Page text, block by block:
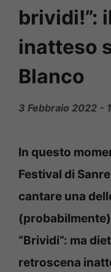
brividi!”:
inatteso
Blanco
3 Febbraio 2022 -
In questo
Festival di
cantare una
“Brividi”: ma
retroscena